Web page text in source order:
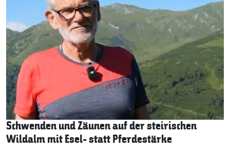
Schwenden und Zäunen auf der steirischen
Wildalm mit Esel- statt Pferdestärke